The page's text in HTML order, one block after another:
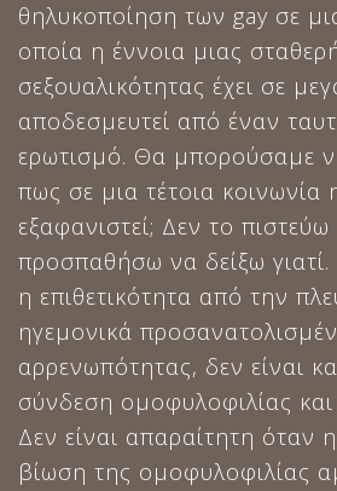
θηλυκοποίηση των gay σε
οποία η έννοια μιας
σεξουαλικότητας έχει σε
αποδεσμευτεί από έναν
ερωτισμό. Θα μπορούσαμε
πως σε μια τέτοια
εξαφανιστεί; Δεν το πιστεύω
προσπαθήσω να δείξω γιατί.
η επιθετικότητα από την
ηγεμονικά
αρρενωπότητας, δεν είναι
σύνδεση ομοφυλοφιλίας
Δεν είναι απαραίτητη όταν
βίωση της ομοφυλοφιλίας